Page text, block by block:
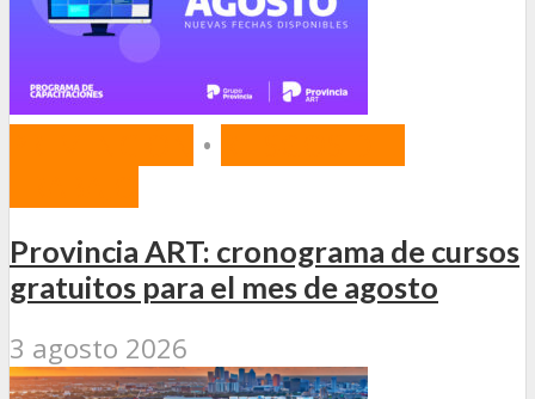
•
Provincia ART: cronograma de cursos
gratuitos para el mes de agosto
3 agosto 2026